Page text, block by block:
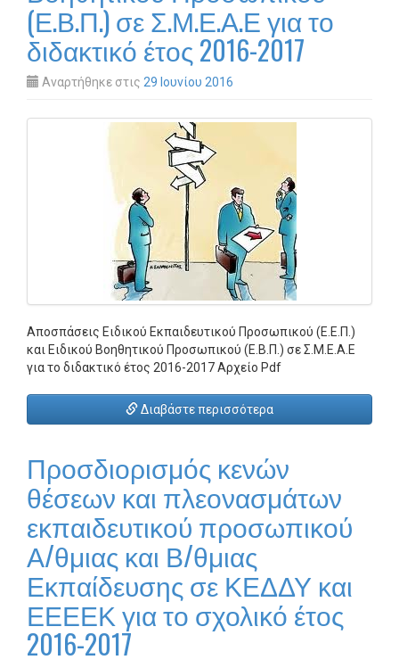
(Ε.Β.Π.) σε Σ.Μ.Ε.Α.Ε για το
διδακτικό έτος 2016-2017
Αναρτήθηκε στις 29 Ιουνίου 2016
Αποσπάσεις Ειδικού Εκπαιδευτικού Προσωπικού (Ε.Ε.Π.)
και Ειδικού Βοηθητικού Προσωπικού (Ε.Β.Π.) σε Σ.Μ.Ε.Α.Ε
για το διδακτικό έτος 2016-2017 Aρχείο Pdf
Διαβάστε περισσότερα
Προσδιορισμός κενών
θέσεων και πλεονασμάτων
εκπαιδευτικού προσωπικού
Α/θμιας και Β/θμιας
Εκπαίδευσης σε ΚΕΔΔΥ και
ΕΕΕΕΚ για το σχολικό έτος
2016-2017